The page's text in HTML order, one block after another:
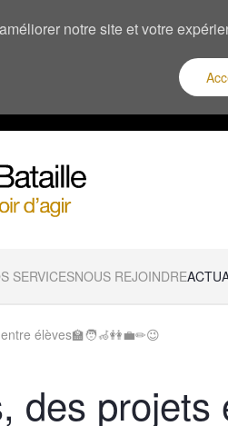
notre site et votre
SERVICESNOUS REJOINDRE
élèves🏫🧑‍🦽👭💼✏😉
des projets